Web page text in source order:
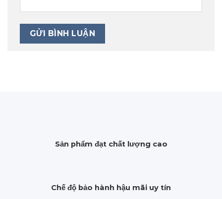
Sản phẩm đạt chất lượng cao
Chế độ bảo hành hậu mãi uy tín